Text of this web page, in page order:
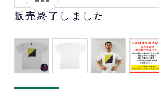
販売終了しました